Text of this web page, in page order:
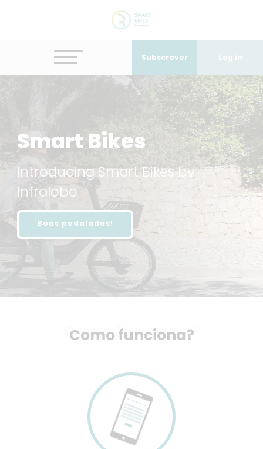
Smart Bikes
Introducing Smart Bikes by
Infralobo
Boas pedaladas!
Subscrever Log in
Como funciona?
Como funciona?